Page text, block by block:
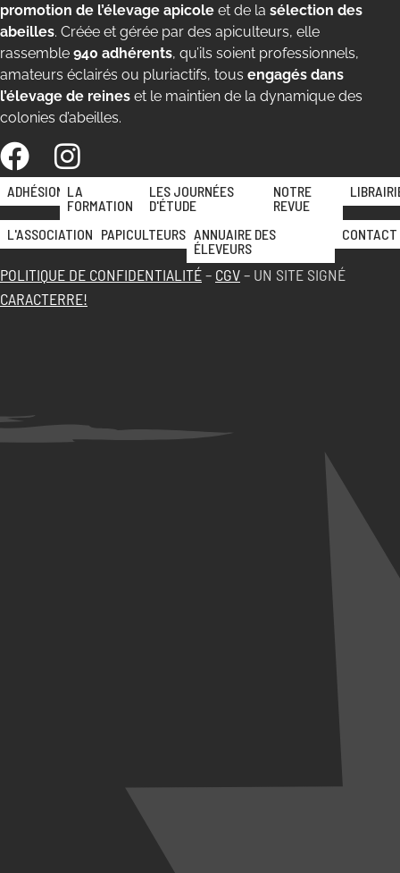
promotion de l’élevage apicole et de la sélection des
abeilles. Créée et gérée par des apiculteurs, elle
rassemble 940 adhérents, qu’ils soient professionnels,
amateurs éclairés ou pluriactifs, tous engagés dans
l’élevage de reines et le maintien de la dynamique des
colonies d’abeilles.
ADHÉSION LA
FORMATION
LES JOURNÉES
D'ÉTUDE
NOTRE
REVUE
L'ASSOCIATION PAPICULTEURS ANNUAIRE DES
ÉLEVEURS
CONTACT
POLITIQUE DE CONFIDENTIALITÉ– CGV– UN SITE SIGNÉ
CARACTERRE!